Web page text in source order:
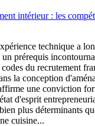
intérieur : les
technique a
un prérequis
du recrutement
la conception
une conviction
d'esprit
plus déterminants
cuisine...